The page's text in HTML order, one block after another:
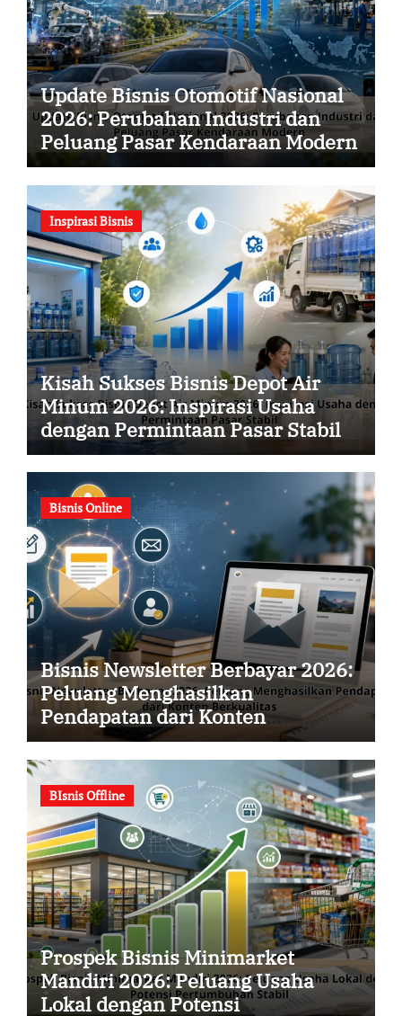
Update Bisnis Otomotif Nasional
2026: Perubahan Industri dan
Peluang Pasar Kendaraan Modern
Inspirasi Bisnis
Kisah Sukses Bisnis Depot Air
Minum 2026: Inspirasi Usaha
dengan Permintaan Pasar Stabil
Bisnis Online
Bisnis Newsletter Berbayar 2026:
Peluang Menghasilkan
Pendapatan dari Konten
Berkualitas
BIsnis Offline
Prospek Bisnis Minimarket
Mandiri 2026: Peluang Usaha
Lokal dengan Potensi